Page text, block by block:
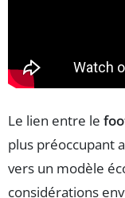
Le lien entre le
plus préoccupant
vers un modèle
considérations